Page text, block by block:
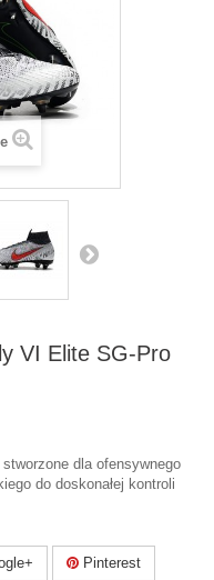
VI Elite SG-Pro
stworzone dla ofensywnego
do doskonałej kontroli
Pinterest